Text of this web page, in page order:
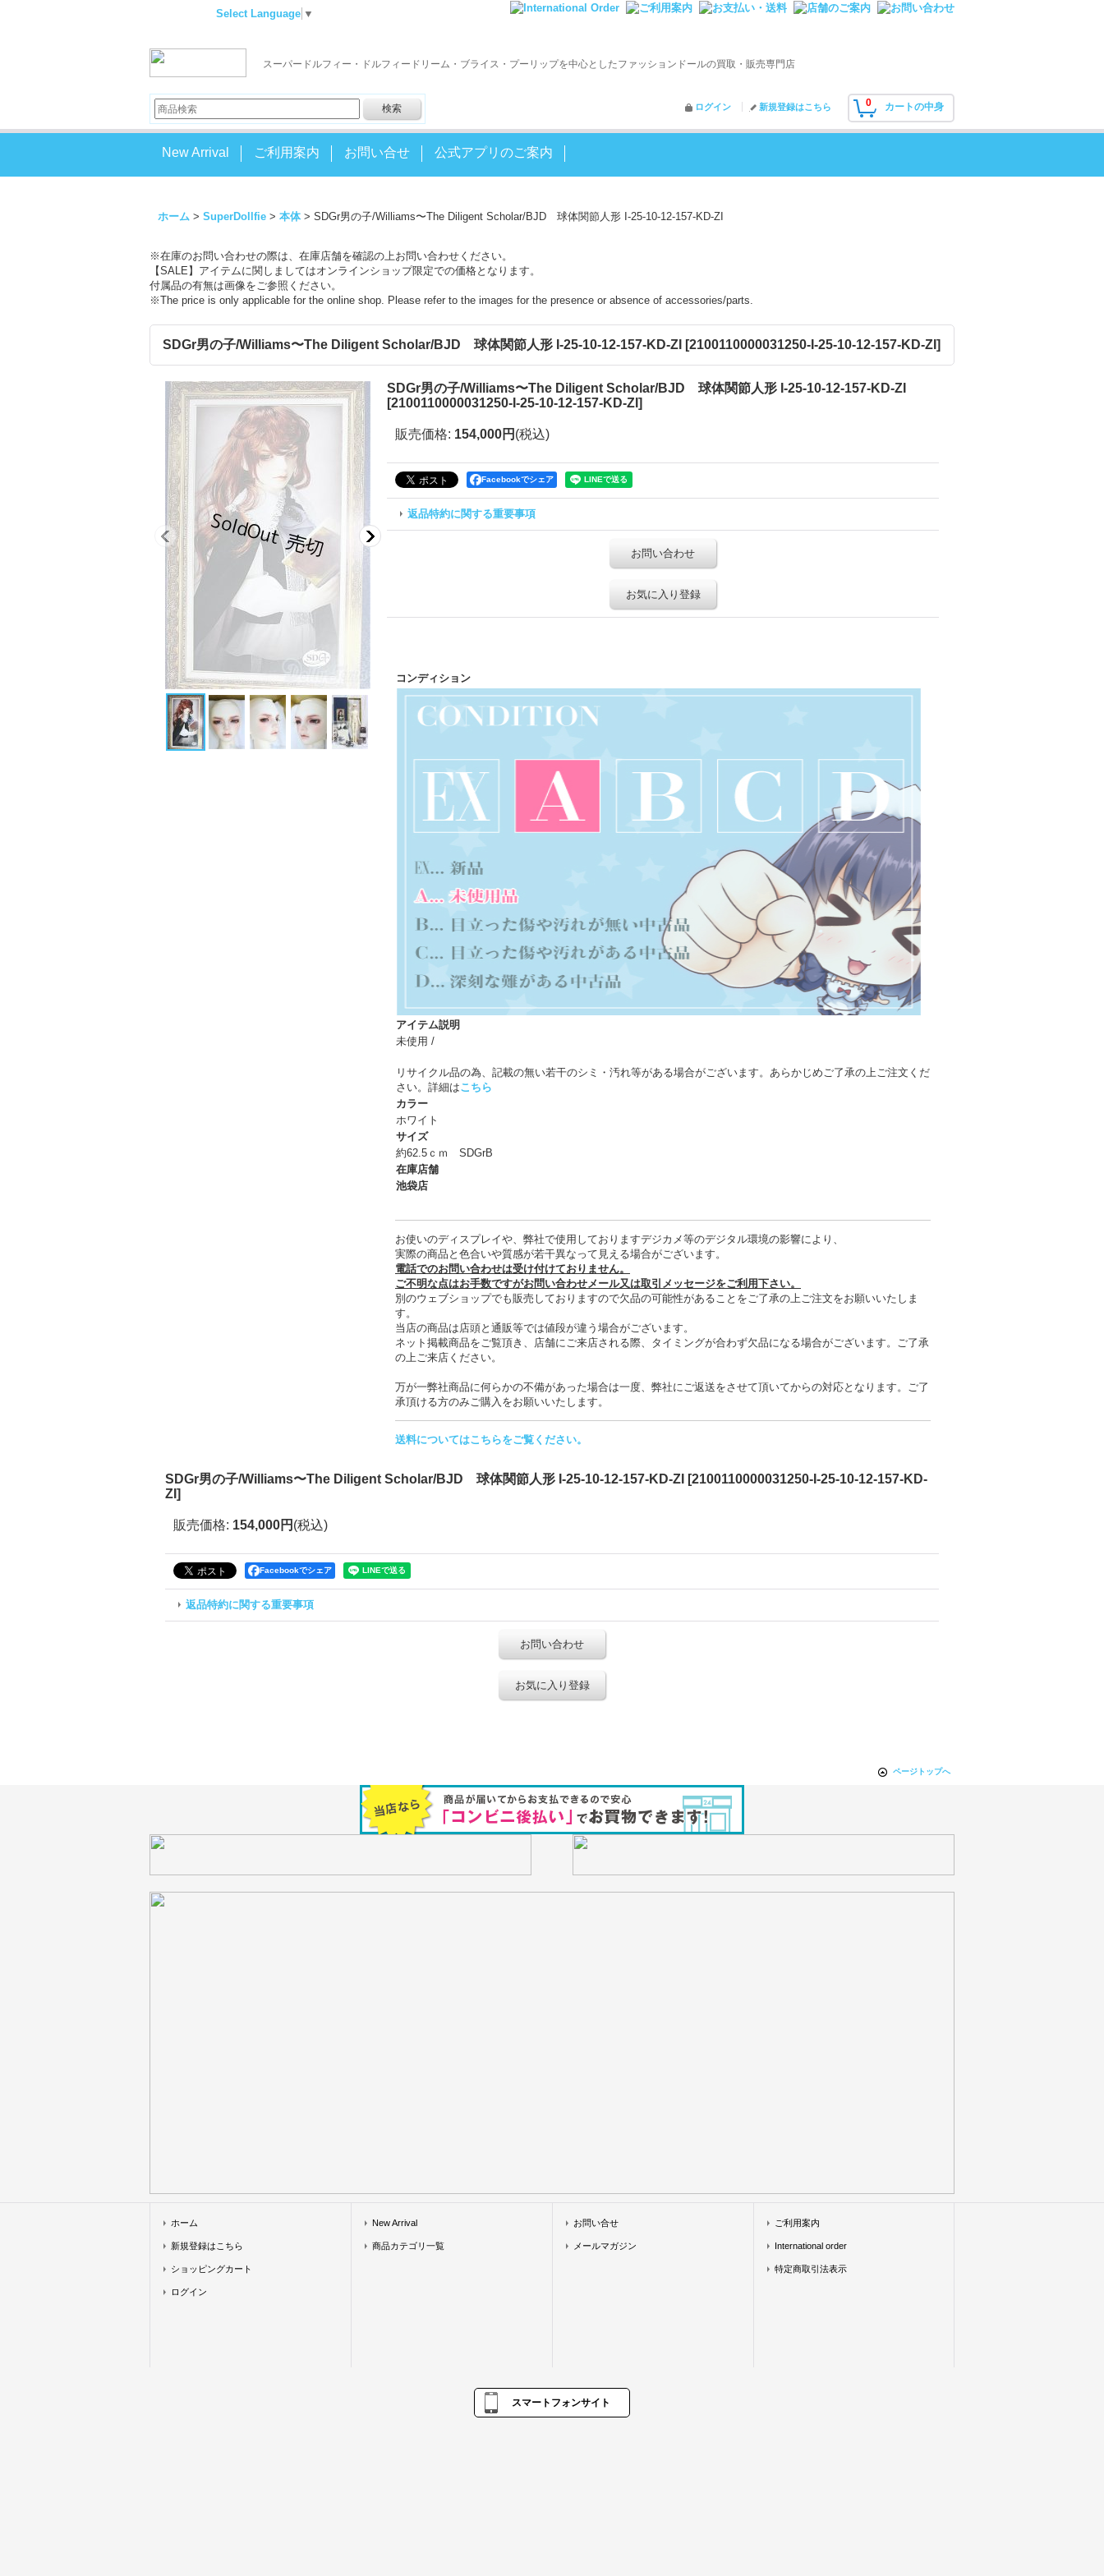
Select Language ▼
スーパードルフィー・ドルフィードリーム・ブライス・プーリップを中心としたファッションドールの買取・販売専門店
0 カートの中身
ログイン 新規登録はこちら
New Arrival ご利用案内 お問い合せ 公式アプリのご案内
ホーム > SuperDollfie > 本体 > SDGr男の子/Williams〜The Diligent Scholar/BJD 球体関節人形 I-25-10-12-157-KD-ZI
※在庫のお問い合わせの際は、在庫店舗を確認の上お問い合わせください。
【SALE】アイテムに関しましてはオンラインショップ限定での価格となります。
付属品の有無は画像をご参照ください。
※The price is only applicable for the online shop. Please refer to the images for the presence or absence of accessories/parts.
SDGr男の子/Williams〜The Diligent Scholar/BJD 球体関節人形 I-25-10-12-157-KD-ZI [2100110000031250-I-25-10-12-157-KD-ZI ]
SDGr男の子/Williams〜The Diligent Scholar/BJD 球体関節人形 I-25-10-12-157-KD-ZI
[2100110000031250-I-25-10-12-157-KD-ZI ]
販売価格: 154,000円 (税込)
Facebookでシェア
返品特約に関する重要事項
お問い合わせ
お気に入り登録
コンディション
アイテム説明
未使用 /
リサイクル品の為、記載の無い若干のシミ・汚れ等がある場合がございます。あらかじめご了承の上ご注文くだ
さい。詳細はこちら
カラー
ホワイト
サイズ
約62.5ｃｍ SDGrB
在庫店舗
池袋店
お使いのディスプレイや、弊社で使用しておりますデジカメ等のデジタル環境の影響により、
実際の商品と色合いや質感が若干異なって見える場合がございます。
電話でのお問い合わせは受け付けておりません。
ご不明な点はお手数ですがお問い合わせメール又は取引メッセージをご利用下さい。
別のウェブショップでも販売しておりますので欠品の可能性があることをご了承の上ご注文をお願いいたしま
す。
当店の商品は店頭と通販等では値段が違う場合がございます。
ネット掲載商品をご覧頂き、店舗にご来店される際、タイミングが合わず欠品になる場合がございます。ご了承
の上ご来店ください。
万が一弊社商品に何らかの不備があった場合は一度、弊社にご返送をさせて頂いてからの対応となります。ご了
承頂ける方のみご購入をお願いいたします。
送料についてはこちらをご覧ください。
SDGr男の子/Williams〜The Diligent Scholar/BJD 球体関節人形 I-25-10-12-157-KD-ZI [2100110000031250-I-25-10-12-157-KD-
ZI ]
販売価格: 154,000円 (税込)
Facebookでシェア
返品特約に関する重要事項
お問い合わせ
お気に入り登録
ページトップへ
ホーム
新規登録はこちら
ショッピングカート
ログイン
New Arrival
商品カテゴリ一覧
お問い合せ
メールマガジン
ご利用案内
International order
特定商取引法表示
スマートフォンサイト